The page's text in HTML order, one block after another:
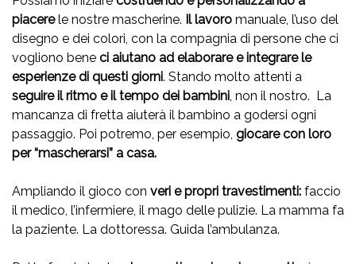
piacerele nostre mascherine. Il lavoro manuale, l’uso del
disegno e dei colori, con la compagnia di persone che ci
vogliono bene ci aiutano ad elaborare e integrare le
esperienze di questi giorni. Stando molto attenti a
seguire il ritmo e il tempo dei bambini, non il nostro. La
mancanza di fretta aiuterà il bambino a godersi ogni
passaggio. Poi potremo, per esempio, giocare con loro
per “mascherarsi” a casa.
Ampliando il gioco con veri e propri travestimenti: faccio
il medico, l’infermiere, il mago delle pulizie. La mamma fa
la paziente. La dottoressa. Guida l’ambulanza.